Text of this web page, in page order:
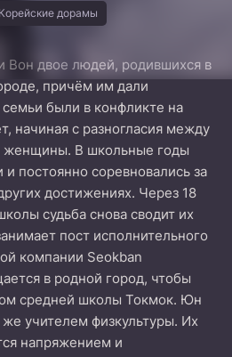
Корейские дорамы
двое людей, родившихся в
причём им дали
были в конфликте на
начиная с разногласия между
женщины. В школьные годы
постоянно соревновались за
достижениях. Через 18
судьба снова сводит их
пост исполнительного
компании Seokban
в родной город, чтобы
средней школы Токмок. Юн
учителем физкультуры. Их
напряжением и